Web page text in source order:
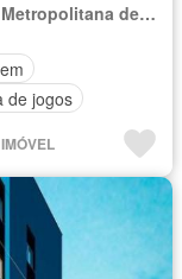
Região Imediata de São Paulo, Região Metropolitana de São Paulo
de jogos